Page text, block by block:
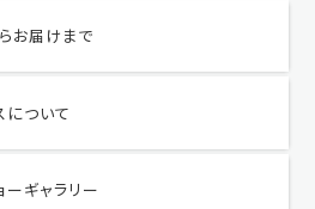
お届けまで
について
ーギャラリー